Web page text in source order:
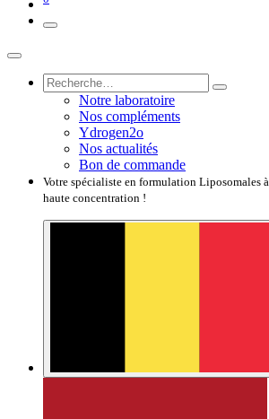
Notre laboratoire
Nos compléments
Ydrogen2o
Nos actualités
Bon de commande
Votre spécialiste en formulation Liposomales
haute concentration !